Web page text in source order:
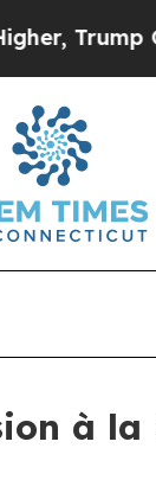
Trump
à la